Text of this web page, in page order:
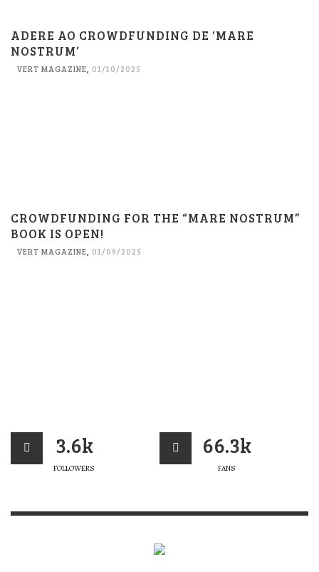
ADERE AO CROWDFUNDING DE ‘MARE
NOSTRUM’
VERT MAGAZINE, 01/10/2025
CROWDFUNDING FOR THE “MARE NOSTRUM”
BOOK IS OPEN!
VERT MAGAZINE, 01/09/2025
3.6k
FOLLOWERS
66.3k
FANS